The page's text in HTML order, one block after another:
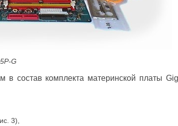
G
в состав комплекта материнской платы
3),